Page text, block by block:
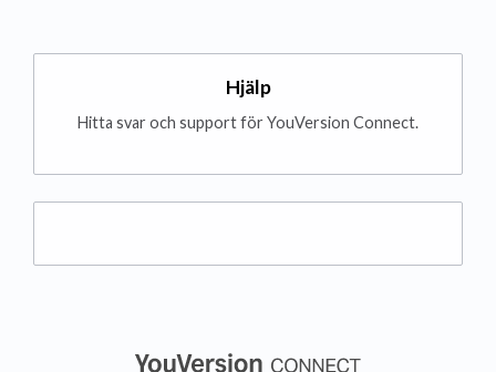
Hjälp
Hitta svar och support för YouVersion Connect.
(opens in a